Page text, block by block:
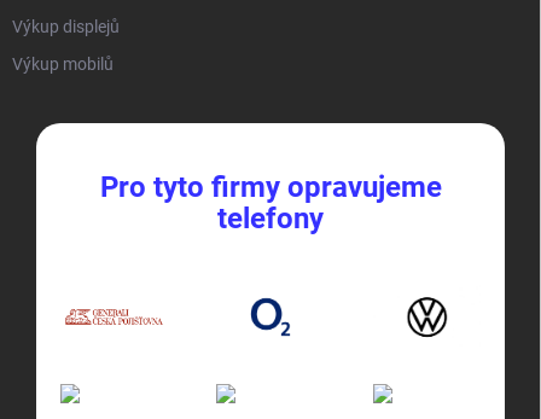
Výkup displejů
Výkup mobilů
Pro tyto firmy opravujeme
telefony